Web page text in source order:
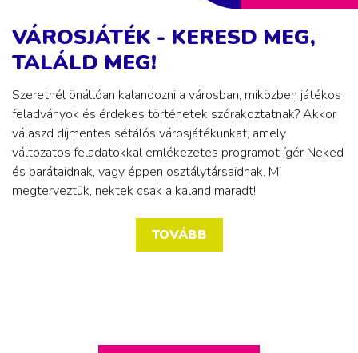
VÁROSJÁTÉK - KERESD MEG,
TALÁLD MEG!
Szeretnél önállóan kalandozni a városban, miközben játékos
feladványok és érdekes történetek szórakoztatnak? Akkor
válaszd díjmentes sétálós városjátékunkat, amely
változatos feladatokkal emlékezetes programot ígér Neked
és barátaidnak, vagy éppen osztálytársaidnak. Mi
megterveztük, nektek csak a kaland maradt!
TOVÁBB